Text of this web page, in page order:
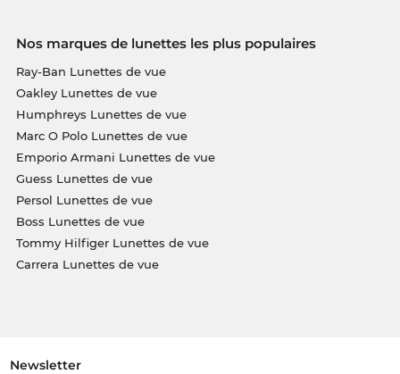
Nos marques de lunettes les plus populaires
Ray-Ban Lunettes de vue
Oakley Lunettes de vue
Humphreys Lunettes de vue
Marc O Polo Lunettes de vue
Emporio Armani Lunettes de vue
Guess Lunettes de vue
Persol Lunettes de vue
Boss Lunettes de vue
Tommy Hilfiger Lunettes de vue
Carrera Lunettes de vue
Newsletter